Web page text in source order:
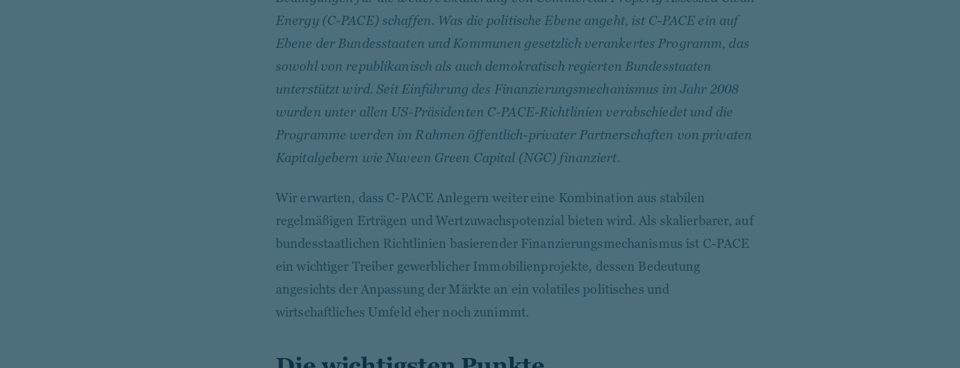
Energy (C-PACE) schaffen. Was die politische Ebene angeht, ist C-PACE ein auf
Ebene der Bundesstaaten und Kommunen gesetzlich verankertes Programm, das
sowohl von republikanisch als auch demokratisch regierten Bundesstaaten
unterstützt wird. Seit Einführung des Finanzierungsmechanismus im Jahr 2008
wurden unter allen US-Präsidenten C-PACE-Richtlinien verabschiedet und die
Programme werden im Rahmen öffentlich-privater Partnerschaften von privaten
Kapitalgebern wie Nuveen Green Capital (NGC) finanziert.
Wir erwarten, dass C-PACE Anlegern weiter eine Kombination aus stabilen
regelmäßigen Erträgen und Wertzuwachspotenzial bieten wird. Als skalierbarer, auf
bundesstaatlichen Richtlinien basierender Finanzierungsmechanismus ist C-PACE
ein wichtiger Treiber gewerblicher Immobilienprojekte, dessen Bedeutung
angesichts der Anpassung der Märkte an ein volatiles politisches und
wirtschaftliches Umfeld eher noch zunimmt.